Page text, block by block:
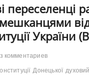
переселенці
України
комментариев
Донецької